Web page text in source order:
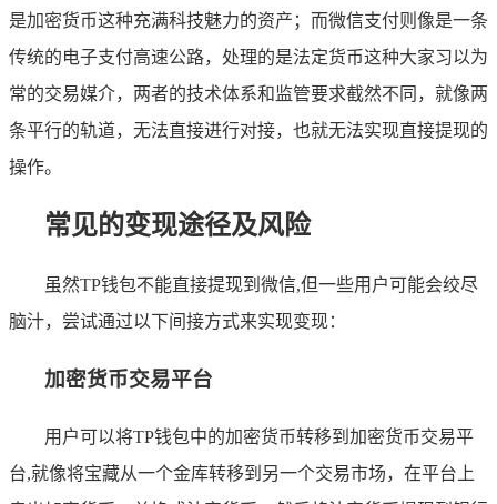
是加密货币这种充满科技魅力的资产；而微信支付则像是一条
传统的电子支付高速公路，处理的是法定货币这种大家习以为
常的交易媒介，两者的技术体系和监管要求截然不同，就像两
条平行的轨道，无法直接进行对接，也就无法实现直接提现的
操作。
常见的变现途径及风险
虽然TP钱包不能直接提现到微信,但一些用户可能会绞尽
脑汁，尝试通过以下间接方式来实现变现：
加密货币交易平台
用户可以将TP钱包中的加密货币转移到加密货币交易平
台,就像将宝藏从一个金库转移到另一个交易市场，在平台上